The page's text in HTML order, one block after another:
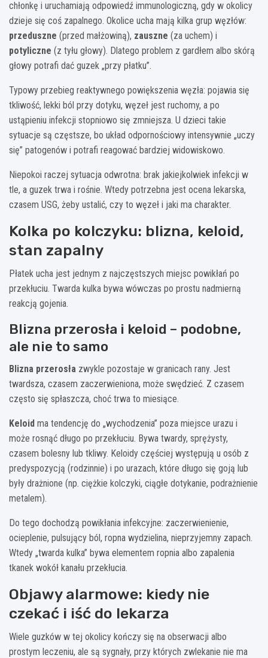
chłonkę i uruchamiają odpowiedź immunologiczną, gdy w okolicy
dzieje się coś zapalnego. Okolice ucha mają kilka grup węzłów:
przeduszne (przed małżowiną), zauszne (za uchem) i
potyliczne (z tyłu głowy). Dlatego problem z gardłem albo skórą
głowy potrafi dać guzek „przy płatku”.
Typowy przebieg reaktywnego powiększenia węzła: pojawia się
tkliwość, lekki ból przy dotyku, węzeł jest ruchomy, a po
ustąpieniu infekcji stopniowo się zmniejsza. U dzieci takie
sytuacje są częstsze, bo układ odpornościowy intensywnie „uczy
się” patogenów i potrafi reagować bardziej widowiskowo.
Niepokoi raczej sytuacja odwrotna: brak jakiejkolwiek infekcji w
tle, a guzek trwa i rośnie. Wtedy potrzebna jest ocena lekarska,
czasem USG, żeby ustalić, czy to węzeł i jaki ma charakter.
Kolka po kolczyku: blizna, keloid,
stan zapalny
Płatek ucha jest jednym z najczęstszych miejsc powikłań po
przekłuciu. Twarda kulka bywa wówczas po prostu nadmierną
reakcją gojenia.
Blizna przerosła i keloid – podobne,
ale nie to samo
Blizna przerosła zwykle pozostaje w granicach rany. Jest
twardsza, czasem zaczerwieniona, może swędzieć. Z czasem
często się spłaszcza, choć trwa to miesiące.
Keloid ma tendencję do „wychodzenia” poza miejsce urazu i
może rosnąć długo po przekłuciu. Bywa twardy, sprężysty,
czasem bolesny lub tkliwy. Keloidy częściej występują u osób z
predyspozycją (rodzinnie) i po urazach, które długo się goją lub
były drażnione (np. ciężkie kolczyki, ciągłe dotykanie, podrażnienie
metalem).
Do tego dochodzą powikłania infekcyjne: zaczerwienienie,
ocieplenie, pulsujący ból, ropna wydzielina, nieprzyjemny zapach.
Wtedy „twarda kulka” bywa elementem ropnia albo zapalenia
tkanek wokół kanału przekłucia.
Objawy alarmowe: kiedy nie
czekać i iść do lekarza
Wiele guzków w tej okolicy kończy się na obserwacji albo
prostym leczeniu, ale są sygnały, przy których zwlekanie nie ma